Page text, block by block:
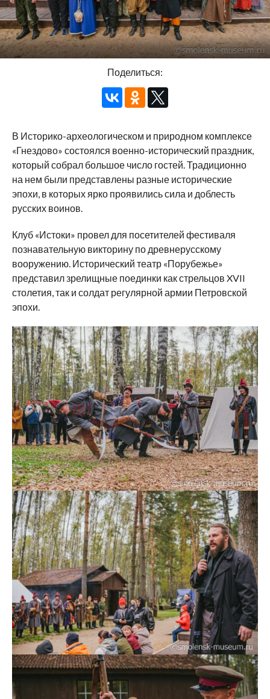
Поделиться:
В Историко-археологическом и природном комплексе
«Гнездово» состоялся военно-исторический праздник,
который собрал большое число гостей. Традиционно
на нем были представлены разные исторические
эпохи, в которых ярко проявились сила и доблесть
русских воинов.
Клуб «Истоки» провел для посетителей фестиваля
познавательную викторину по древнерусскому
вооружению. Исторический театр «Порубежье»
представил зрелищные поединки как стрельцов XVII
столетия, так и солдат регулярной армии Петровской
эпохи.